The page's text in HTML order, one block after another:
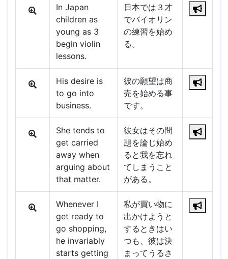
In Japan
children as
young as 3
begin violin
lessons.
日本では３才
でバイオリン
の練習を始め
る。
His desire is
to go into
business.
彼の願望は商
売を始める事
です。
She tends to
get carried
away when
arguing about
that matter.
彼女はその問
題を論じ始め
ると我を忘れ
てしまうこと
がある。
Whenever I
get ready to
go shopping,
he invariably
starts getting
私が買い物に
出かけようと
するときはい
つも、彼は決
まってうるさ